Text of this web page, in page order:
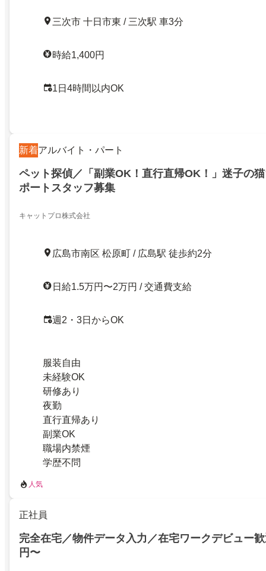
三次市 十日市東 / 三次駅 車3分
時給1,400円
1日4時間以内OK
新着アルバイト・パート
ペット探偵／「副業OK！直行直帰OK！」迷子の
ポートスタッフ募集
キャットプロ株式会社
広島市南区 松原町 / 広島駅 徒歩約2分
日給1.5万円〜2万円 / 交通費支給
週2・3日からOK
服装自由
未経験OK
研修あり
夜勤
直行直帰あり
副業OK
職場内禁煙
学歴不問
人気
正社員
完全在宅／物件データ入力／在宅ワークデビュー
円〜